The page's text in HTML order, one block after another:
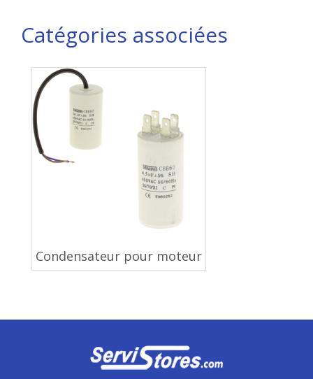
Catégories associées
Condensateur pour moteur